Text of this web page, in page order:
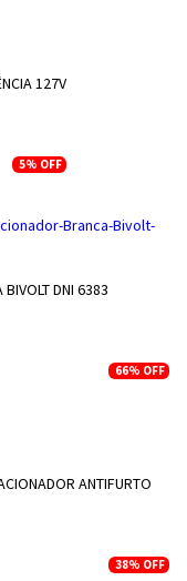
127V
5% OFF
BIVOLT DNI 6383
66% OFF
ANTIFURTO
38% OFF